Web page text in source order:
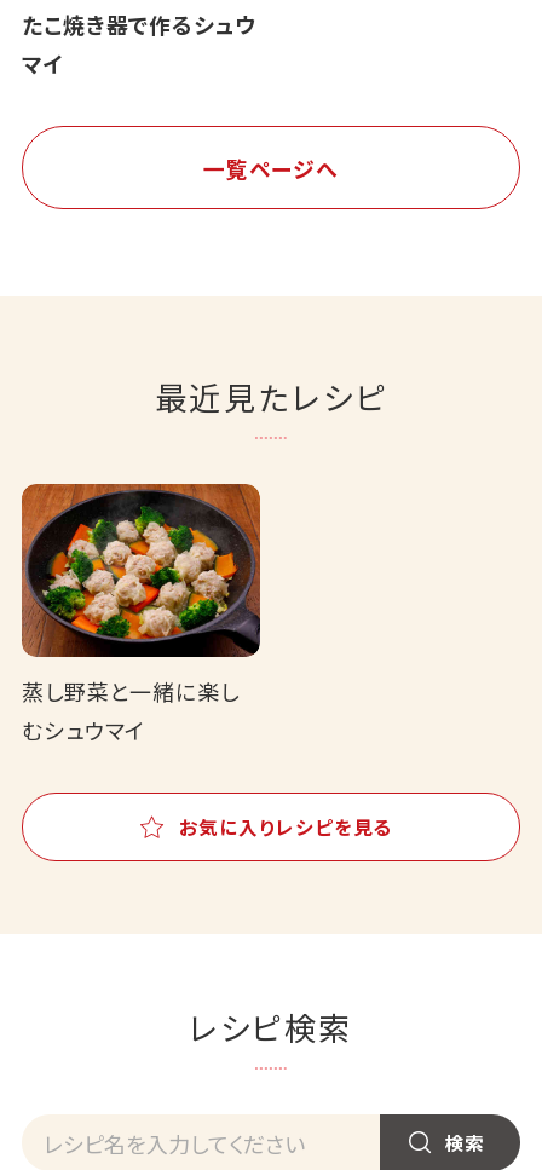
たこ焼き器で作るシュウ
マイ
一覧ページへ
最近見たレシピ
蒸し野菜と一緒に楽し
むシュウマイ
お気に入りレシピを見る
レシピ検索